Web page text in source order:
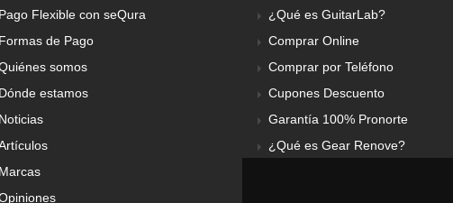
Pago Flexible con seQura
Formas de Pago
somos
Dónde estamos
Noticias
Marcas
¿Qué es GuitarLab?
Comprar Online
Comprar por Teléfono
Cupones Descuento
Garantía 100% Pronorte
¿Qué es Gear Renove?